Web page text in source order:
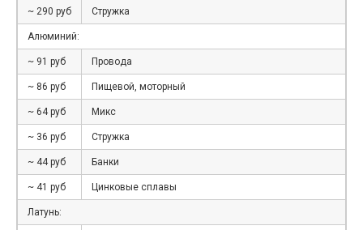
~ 290 руб Стружка
Алюминий:
~ 91 руб Провода
~ 86 руб Пищевой, моторный
~ 64 руб Микс
~ 36 руб Стружка
~ 44 руб Банки
~ 41 руб Цинковые сплавы
Латунь: